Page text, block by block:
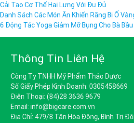
Cải Tạo Cơ Thể Hai Lưng Với Đu Đủ
Danh Sách Các Món Ăn Khiến Răng Bị Ố
6 Động Tác Yoga Giảm Mỡ Bụng Cho Bà Bầu
Thông Tin Liên Hệ
Công Ty TNHH Mỹ Phẩm Thảo Dược
Số Giấy Phép Kinh Doanh: 0305458669
Điện Thoại: (84)28 3636 9679
Email: info@bigcare.com.vn
Địa Chỉ: 479/8 Tân Hòa Đông, Bình Trị